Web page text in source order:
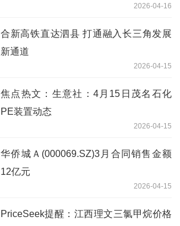
2026-04-16
合新高铁直达泗县 打通融入长三角发展
新通道
2026-04-15
焦点热文：生意社：4月15日茂名石化
PE装置动态
2026-04-15
华侨城Ａ(000069.SZ)3月合同销售金额
12亿元
2026-04-15
PriceSeek提醒：江西理文三氯甲烷价格